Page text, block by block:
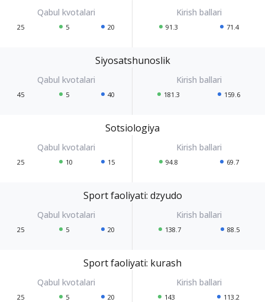
25 5 20 91.3 71.4
Siyosatshunoslik
45 5 40 181.3 159.6
Sotsiologiya
25 10 15 94.8 69.7
Sport faoliyati: dzyudo
25 5 20 138.7 88.5
Sport faoliyati: kurash
25 5 20 143 113.2